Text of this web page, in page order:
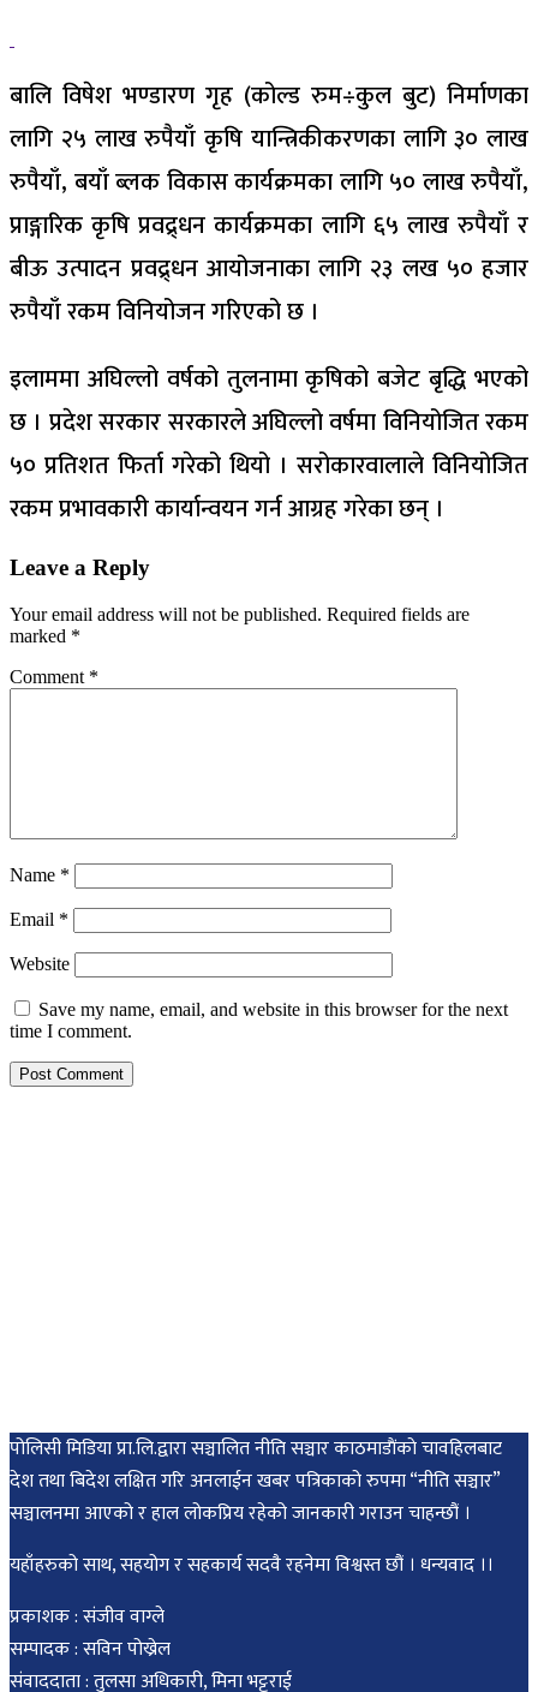
बालि विषेश भण्डारण गृह (कोल्ड रुम÷कुल बुट) निर्माणका
लागि २५ लाख रुपैयाँ कृषि यान्त्रिकीकरणका लागि ३० लाख
रुपैयाँ, बयाँ ब्लक विकास कार्यक्रमका लागि ५० लाख रुपैयाँ,
प्राङ्गारिक कृषि प्रवद्र्धन कार्यक्रमका लागि ६५ लाख रुपैयाँ र
बीऊ उत्पादन प्रवद्र्धन आयोजनाका लागि २३ लख ५० हजार
रुपैयाँ रकम विनियोजन गरिएको छ ।
इलाममा अघिल्लो वर्षको तुलनामा कृषिको बजेट बृद्धि भएको
छ । प्रदेश सरकार सरकारले अघिल्लो वर्षमा विनियोजित रकम
५० प्रतिशत फिर्ता गरेको थियो । सरोकारवालाले विनियोजित
रकम प्रभावकारी कार्यान्वयन गर्न आग्रह गरेका छन् ।
Leave a Reply
Your email address will not be published. Required fields are
marked *
Comment *
Name *
Email *
Website
Save my name, email, and website in this browser for the next
time I comment.
पोलिसी मिडिया प्रा.लि.द्वारा सञ्चालित नीति सञ्चार काठमाडाैंकाे चावहिलबाट
देश तथा बिदेश लक्षित गरि अनलाईन खबर पत्रिकाको रुपमा “नीति सञ्चार”
सञ्चालनमा आएको र हाल लोकप्रिय रहेको जानकारी गराउन चाहन्छौं ।
यहाँहरुको साथ, सहयोग र सहकार्य सदवै रहनेमा विश्वस्त छौं । धन्यवाद ।।
प्रकाशक : संजीव वाग्ले
सम्पादक : सविन पोख्रेल
संवाददाता : तुलसा अधिकारी, मिना भट्टराई